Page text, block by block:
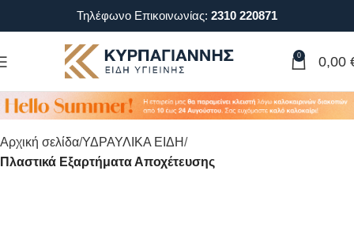
Τηλέφωνο Επικοινωνίας: 2310 220871
0 0,00
Αρχική σελίδα ΥΔΡΑΥΛΙΚΑ ΕΙΔΗ
Πλαστικά Εξαρτήματα Αποχέτευσης